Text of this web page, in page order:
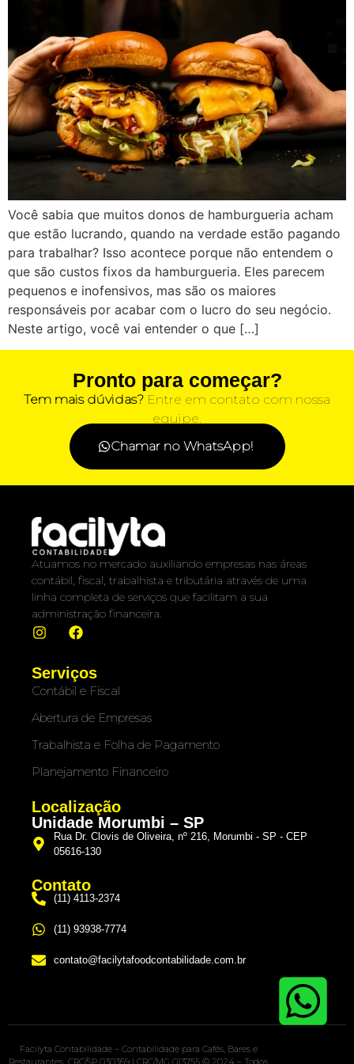
Você sabia que muitos donos de hamburgueria acham
que estão lucrando, quando na verdade estão pagando
para trabalhar? Isso acontece porque não entendem o
que são custos fixos da hamburgueria. Eles parecem
pequenos e inofensivos, mas são os maiores
responsáveis por acabar com o lucro do seu negócio.
Neste artigo, você vai entender o que […]
Pronto para começar?
Tem mais dúvidas? Entre em contato com nossa
equipe.
Chamar no WhatsApp!
Atuamos no mercado auxiliando empresas nas áreas
contábil, fiscal, trabalhista e tributária através de uma
linha completa de serviços que facilitam a sua
administração financeira.
Serviços
Contábil e Fiscal
Abertura de Empresas
Trabalhista e Folha de Pagamento
Planejamento Financeiro
Localização
Unidade Morumbi – SP
Rua Dr. Clovis de Oliveira, nº 216, Morumbi - SP - CEP
05616-130
Contato
(11) 4113-2374
(11) 93938-7774
contato@facilytafoodcontabilidade.com.br
Facilyta Contabilidade – Contabilidade para Cafés, Bares e